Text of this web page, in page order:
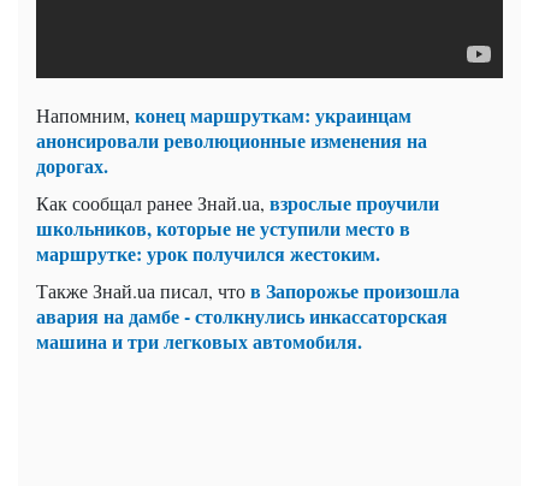
Напомним, конец маршруткам: украинцам
анонсировали революционные изменения на
дорогах.
Как сообщал ранее Знай.uа, взрослые проучили
школьников, которые не уступили место в
маршрутке: урок получился жестоким.
Также Знай.uа писал, чтов Запорожье произошла
авария на дамбе - столкнулись инкассаторская
машина и три легковых автомобиля.